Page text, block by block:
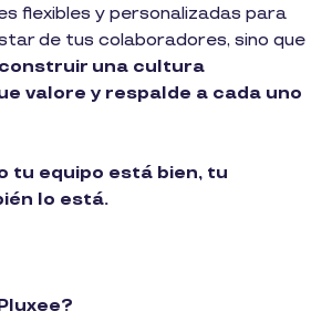
flexibles y personalizadas para
de tus colaboradores, sino que
construir una cultura
valore y respalde a cada uno
tu equipo está bien, tu
lo está.